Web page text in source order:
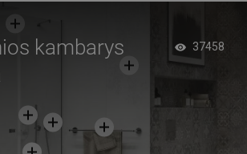
kambarys
37458